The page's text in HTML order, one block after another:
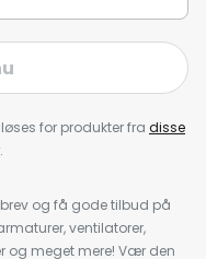
for produkter fra disse
.
og få gode tilbud på
ventilatorer,
og meget mere! Vær den